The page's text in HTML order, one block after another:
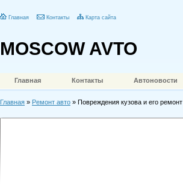
Главная Контакты Карта сайта
MOSCOW AVTO
Главная Контакты Автоновости
Главная » Ремонт авто » Повреждения кузова и его ремонт